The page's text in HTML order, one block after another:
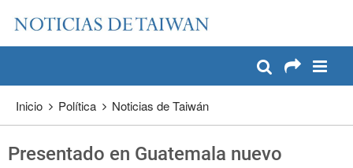
Pase a contenido principal
Inicio Política Noticias de Taiwán
Presentado en Guatemala nuevo